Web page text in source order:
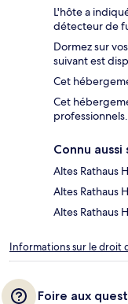
L'hôte a
détecteur de
Dormez sur
suivant est
Cet
Cet
professionnels.
Connu
Altes Rathaus
Altes Rathaus
Altes Rathaus
Informations sur le droit
Foire aux